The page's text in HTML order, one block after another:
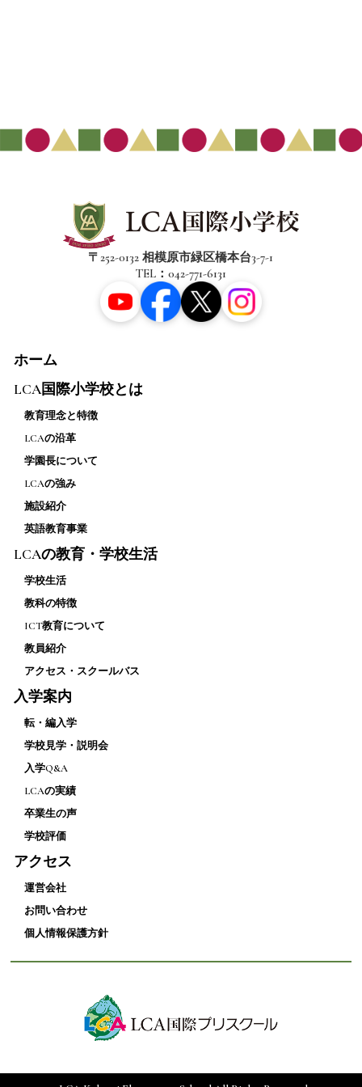
〒252-0132 相模原市緑区橋本台3-7-1
TEL：042-771-6131
ホーム
LCA国際小学校とは
教育理念と特徴
LCAの沿革
学園長について
LCAの強み
施設紹介
英語教育事業
LCAの教育・学校生活
学校生活
教科の特徴
ICT教育について
教員紹介
アクセス・スクールバス
入学案内
転・編入学
学校見学・説明会
入学Q&A
LCAの実績
卒業生の声
学校評価
アクセス
運営会社
お問い合わせ
個人情報保護方針